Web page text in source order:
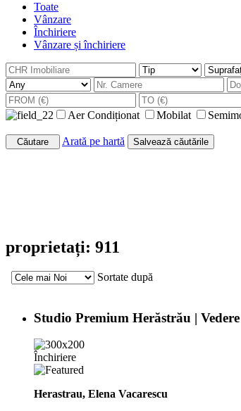
Toate
Vânzare
Închiriere
Vânzare și închiriere
Aer Condiționat
Mobilat
Căutare Arată pe hartă Salvează căutările
proprietați: 911
Sortate după
Studio Premium Herăstrău |
Închiriere
Herastrau, Elena Vacarescu